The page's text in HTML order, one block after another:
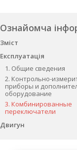
Ознайомча
Зміст
Експлуатація
1. Общие сведения
2. Контрольно-
приборы и
оборудование
3. Комбинированные
переключатели
Двигун